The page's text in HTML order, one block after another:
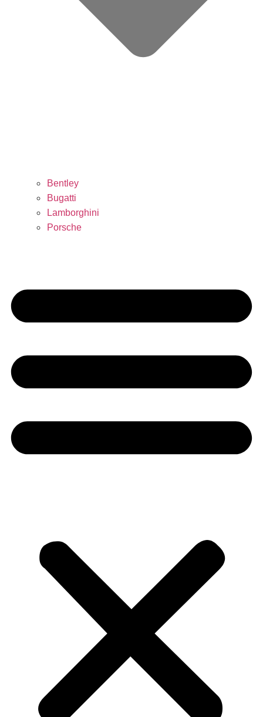
Bentley
Bugatti
Lamborghini
Porsche